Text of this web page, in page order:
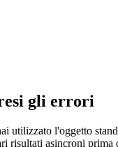
gli errori